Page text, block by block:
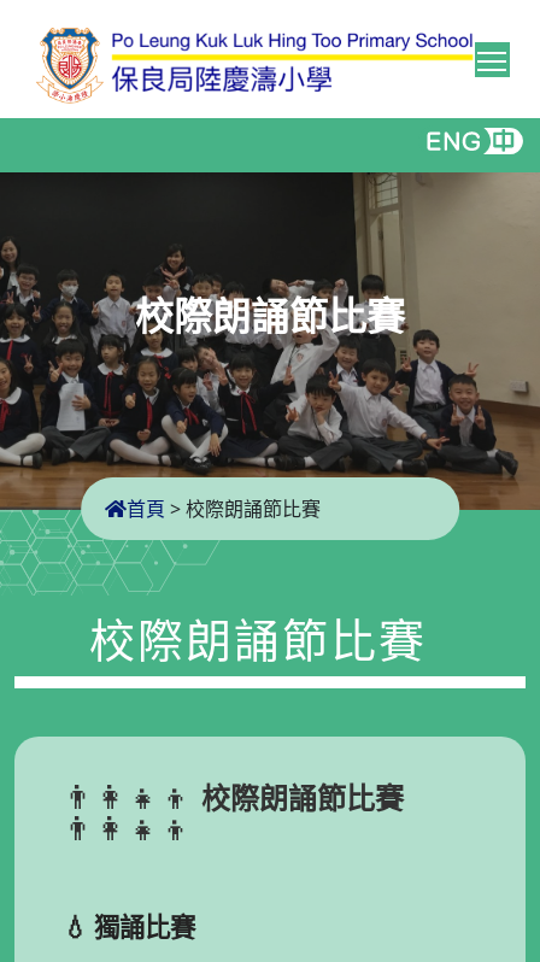
校際朗誦節比賽
首頁 >校際朗誦節比賽
校際朗誦節比賽
👨‍👩‍👧‍👦 校際朗誦節比賽
👨‍👩‍👧‍👦
💧 獨誦比賽